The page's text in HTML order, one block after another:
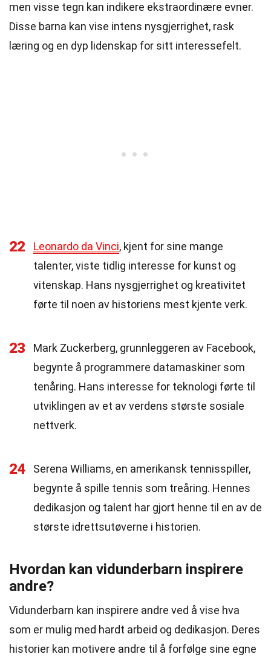
men visse tegn kan indikere ekstraordinære evner.
Disse barna kan vise intens nysgjerrighet, rask
læring og en dyp lidenskap for sitt interessefelt.
22 Leonardo da Vinci, kjent for sine mange
talenter, viste tidlig interesse for kunst og
vitenskap. Hans nysgjerrighet og kreativitet
førte til noen av historiens mest kjente verk.
23
Mark Zuckerberg, grunnleggeren av Facebook,
begynte å programmere datamaskiner som
tenåring. Hans interesse for teknologi førte til
utviklingen av et av verdens største sosiale
nettverk.
24
Serena Williams, en amerikansk tennisspiller,
begynte å spille tennis som treåring. Hennes
dedikasjon og talent har gjort henne til en av de
største idrettsutøverne i historien.
Hvordan kan vidunderbarn inspirere
andre?
Vidunderbarn kan inspirere andre ved å vise hva
som er mulig med hardt arbeid og dedikasjon. Deres
historier kan motivere andre til å forfølge sine egne